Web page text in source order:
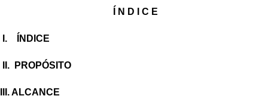
Í N D I C E
I. ÍNDICE
II. PROPÓSITO
III. ALCANCE